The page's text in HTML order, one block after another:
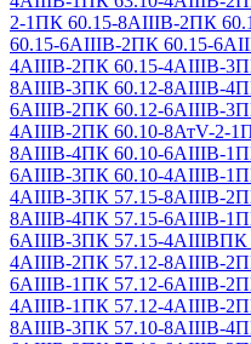
2-1ПК 60.15-8АIIIВ-2ПК
60.15-6АIIIВ-2ПК 60.15-
4АIIIВ-2ПК 60.15-4АIIIВ-3
8АIIIВ-3ПК 60.12-8АIIIВ-4
6АIIIВ-2ПК 60.12-6АIIIВ-3
4АIIIВ-2ПК 60.10-8АтV-2-1
8АIIIВ-4ПК 60.10-6АIIIВ-1
6АIIIВ-3ПК 60.10-4АIIIВ-1
4АIIIВ-3ПК 57.15-8АIIIВ-2
8АIIIВ-4ПК 57.15-6АIIIВ-1
6АIIIВ-3ПК 57.15-4АIIIВПК
4АIIIВ-2ПК 57.12-8АIIIВ-2
6АIIIВ-1ПК 57.12-6АIIIВ-2
4АIIIВ-1ПК 57.12-4АIIIВ-2
8АIIIВ-3ПК 57.10-8АIIIВ-4